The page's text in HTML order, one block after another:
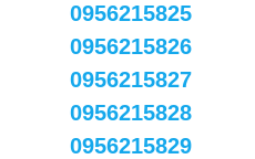
0956215825
0956215826
0956215827
0956215828
0956215829